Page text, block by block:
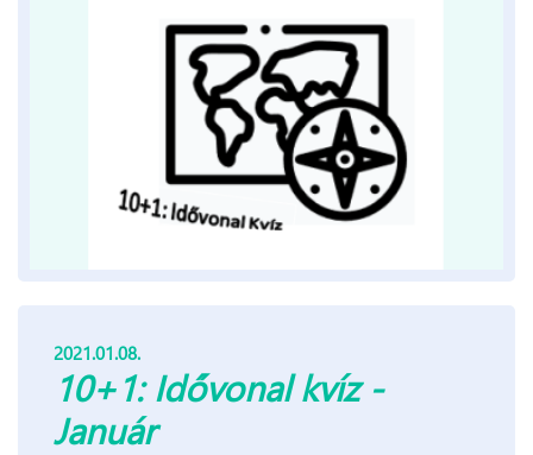
2021.01.08.
10+1: Idővonal kvíz -
Január